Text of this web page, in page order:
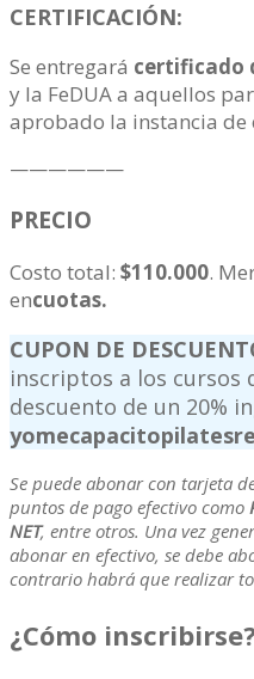
CERTIFICACIÓN:
Se entregará certificado
y la FeDUA a aquellos
aprobado la instancia de
——————
PRECIO
Costo total: $110.000.
encuotas.
CUPON DE
inscriptos a los cursos
descuento de un 20%
Se puede abonar con tarjeta
puntos de pago efectivo como
NET, entre otros. Una vez
abonar en efectivo, se debe
contrario habrá que realizar
¿Cómo